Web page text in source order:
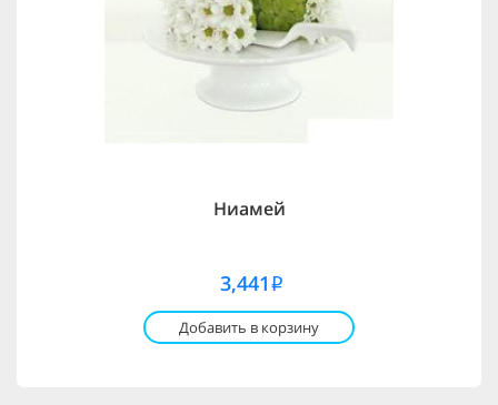
Ниамей
3,441 i
Добавить в корзину